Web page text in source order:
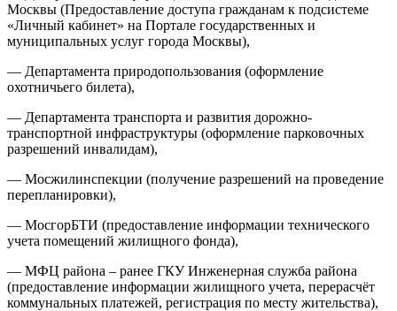
Москвы (Предоставление доступа гражданам к подсистеме
«Личный кабинет» на Портале государственных и
муниципальных услуг города Москвы),
— Департамента природопользования (оформление
охотничьего билета),
— Департамента транспорта и развития дорожно-
транспортной инфраструктуры (оформление парковочных
разрешений инвалидам),
— Мосжилинспекции (получение разрешений на проведение
перепланировки),
— МосгорБТИ (предоставление информации технического
учета помещений жилищного фонда),
— МФЦ района – ранее ГКУ Инженерная служба района
(предоставление информации жилищного учета, перерасчёт
коммунальных платежей, регистрация по месту жительства),